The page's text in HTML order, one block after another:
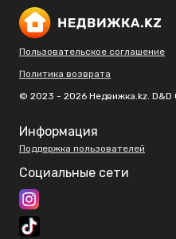
Пользовательское соглашение
Политика возврата
© 2023 - 2026 Недвижка.kz. D&D
Информация
Поддержка пользователей
Социальные сети